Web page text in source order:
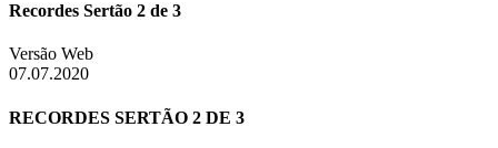
Recordes Sertão 2 de 3
Versão Web
07.07.2020
RECORDES SERTÃO 2 DE 3